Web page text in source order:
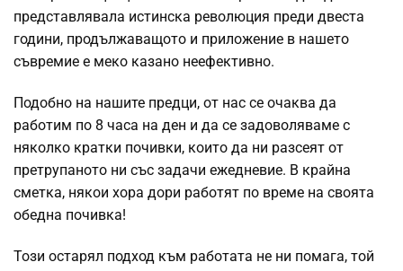
представлявала истинска революция преди двеста
години, продължаващото и приложение в нашето
съвремие е меко казано неефективно.
Подобно на нашите предци, от нас се очаква да
работим по 8 часа на ден и да се задоволяваме с
няколко кратки почивки, които да ни разсеят от
претрупаното ни със задачи ежедневие. В крайна
сметка, някои хора дори работят по време на своята
обедна почивка!
Този остарял подход към работата не ни помага, той